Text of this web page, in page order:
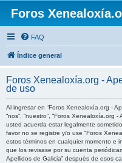
Foros
FAQ
Índice general
Foros Xenealoxía.org -
de uso
Al ingresar en “Foros Xenealoxía.org -
“nos”, “nuestro”, “Foros Xenealoxía.org
usted acuerda estar legalmente
favor no se registre y/o use “Foros
estos términos en cualquier momento e
que los revisase por su cuenta
Apellidos de Galicia” después de esos